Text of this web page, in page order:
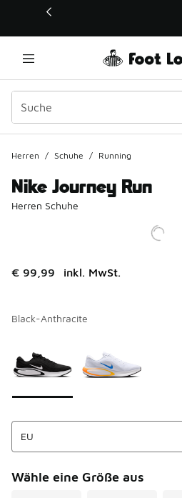
Dieser Link öffnet sich in einem
Herren / Schuhe / Running
Nike Journey Run
Herren Schuhe
€ 99,99 inkl. MwSt.
Black-Anthracite
Wähle eine Größe aus